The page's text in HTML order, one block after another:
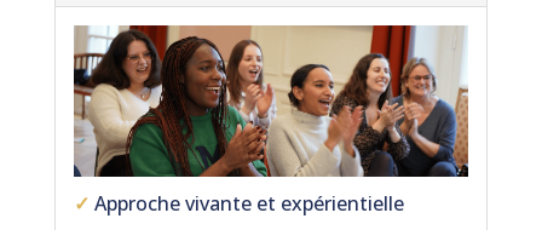
✓ Approche vivante et expérientielle